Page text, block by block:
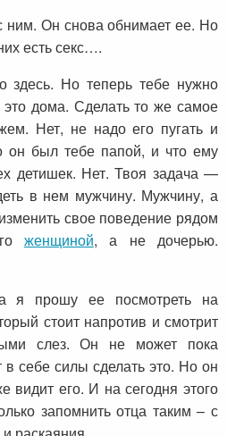
ним. Он снова обнимает ее. Но
есть секс….
Но теперь тебе нужно
дома. Сделать то же самое
Нет, не надо его пугать и
он был тебе папой, и что ему
детишек. Нет. Твоя задача —
в нем мужчину. Мужчину, а
свое поведение рядом
женщиной, а не дочерью.
я прошу ее посмотреть на
стоит напротив и смотрит
слез. Он не может пока
себе силы сделать это. Но он
видит его. И на сегодня этого
запомнить отца таким – с